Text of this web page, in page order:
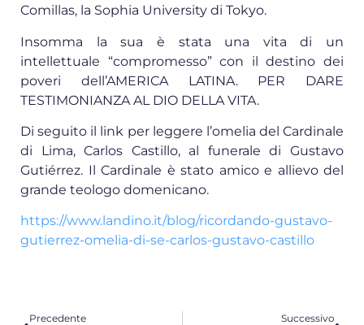
Comillas, la Sophia University di Tokyo.
Insomma la sua è stata una vita di un
intellettuale “compromesso” con il destino dei
poveri dell’AMERICA LATINA. PER DARE
TESTIMONIANZA AL DIO DELLA VITA.
Di seguito il link per leggere l’omelia del Cardinale
di Lima, Carlos Castillo, al funerale di Gustavo
Gutiérrez. Il Cardinale è stato amico e allievo del
grande teologo domenicano.
https://www.landino.it/blog/ricordando-gustavo-
gutierrez-omelia-di-se-carlos-gustavo-castillo
Precedente Successivo